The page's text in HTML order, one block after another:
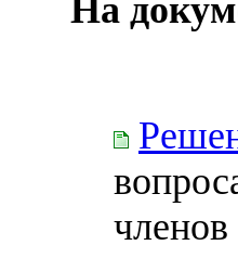
На
членов